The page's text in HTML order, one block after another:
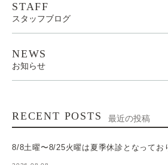
STAFF
スタッフブログ
NEWS
お知らせ
RECENT POSTS 最近の投稿
8/8土曜〜8/25火曜は夏季休診となってお